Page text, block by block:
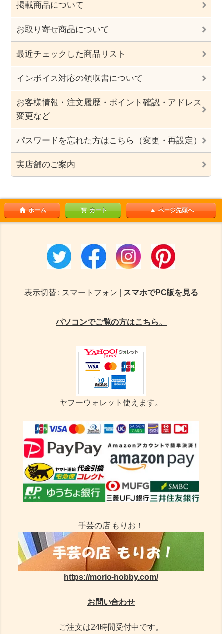
掲載商品について
お取り寄せ商品について
最近チェックした商品リスト
インボイス対応の領収書について
お客様情報・注文履歴・ポイント確認・アドレス
変更など
パスワードを忘れた方はこちら（変更・再設定）
実店舗のご案内
ホーム カート ページ先頭へ
表示切替 : スマートフォン | スマホでPC版を見る
パソコンでご覧の方はこちら。
ヤフーウォレット使えます。
手芸の店 もりお！
https://morio-hobby.com/
お問い合わせ
ご注文は24時間受付中です。